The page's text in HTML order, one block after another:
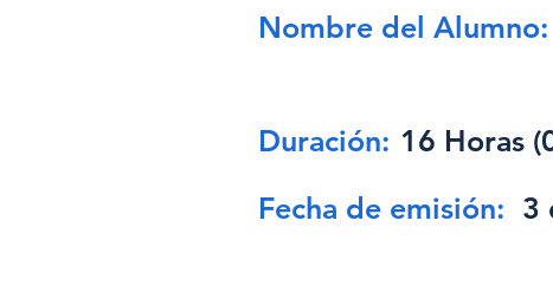
Nombre del Alumno:
Duración: 16 Horas
Fecha de emisión: 3